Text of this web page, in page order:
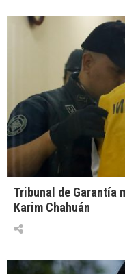
Tribunal de Garantía
Karim Chahuán